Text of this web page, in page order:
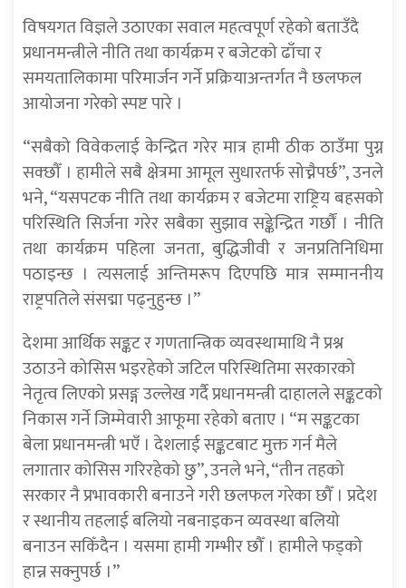
विषयगत विज्ञले उठाएका सवाल महत्वपूर्ण रहेको बताउँदै
प्रधानमन्त्रीले नीति तथा कार्यक्रम र बजेटको ढाँचा र
समयतालिकामा परिमार्जन गर्ने प्रक्रियाअन्तर्गत नै छलफल
आयोजना गरेको स्पष्ट पारे ।
“सबैको विवेकलाई केन्द्रित गरेर मात्र हामी ठीक ठाउँमा पुग्न
सक्छौँ । हामीले सबै क्षेत्रमा आमूल सुधारतर्फ सोच्नैपर्छ”, उनले
भने, “यसपटक नीति तथा कार्यक्रम र बजेटमा राष्ट्रिय बहसको
परिस्थिति सिर्जना गरेर सबैका सुझाव सङ्केन्द्रित गर्छौं । नीति
तथा कार्यक्रम पहिला जनता, बुद्धिजीवी र जनप्रतिनिधिमा
पठाइन्छ । त्यसलाई अन्तिमरूप दिएपछि मात्र सम्माननीय
राष्ट्रपतिले संसद्मा पढ्नुहुन्छ ।”
देशमा आर्थिक सङ्कट र गणतान्त्रिक व्यवस्थामाथि नै प्रश्न
उठाउने कोसिस भइरहेको जटिल परिस्थितिमा सरकारको
नेतृत्व लिएको प्रसङ्ग उल्लेख गर्दै प्रधानमन्त्री दाहालले सङ्कटको
निकास गर्ने जिम्मेवारी आफूमा रहेको बताए । “म सङ्कटका
बेला प्रधानमन्त्री भएँ । देशलाई सङ्कटबाट मुक्त गर्न मैले
लगातार कोसिस गरिरहेको छु”, उनले भने, “तीन तहको
सरकार नै प्रभावकारी बनाउने गरी छलफल गरेका छौँ । प्रदेश
र स्थानीय तहलाई बलियो नबनाइकन व्यवस्था बलियो
बनाउन सकिँदैन । यसमा हामी गम्भीर छौँ । हामीले फड्को
हान्न सक्नुपर्छ ।”